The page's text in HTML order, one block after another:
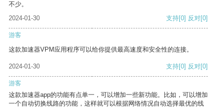
不少。
2024-01-30
支持[0] 反对[0]
游客
这款加速器VPM应用程序可以给你提供最高速度和安全性的连接。
2024-01-30 支持[0] 反对[0]
游客
这款加速器app的功能有点单一，可以增加一些新功能。比如，可以增加
一个自动切换线路的功能，这样就可以根据网络情况自动选择最优的线